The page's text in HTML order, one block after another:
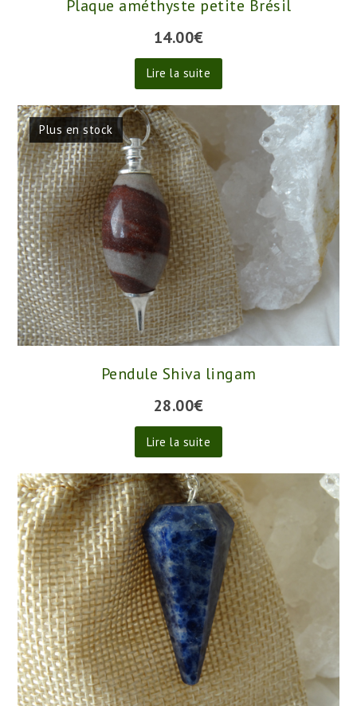
Plaque améthyste petite Brésil
14.00€
Lire la suite
Plus en stock
Pendule Shiva lingam
28.00€
Lire la suite